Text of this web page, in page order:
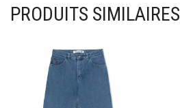
PRODUITS SIMILAIRES
Ajouter à mes favoris